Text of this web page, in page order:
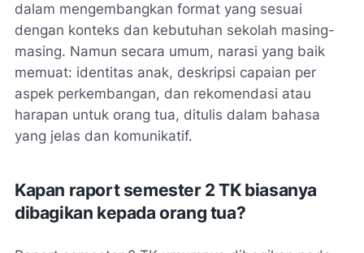
dalam mengembangkan format yang sesuai
dengan konteks dan kebutuhan sekolah masing-
masing. Namun secara umum, narasi yang baik
memuat: identitas anak, deskripsi capaian per
aspek perkembangan, dan rekomendasi atau
harapan untuk orang tua, ditulis dalam bahasa
yang jelas dan komunikatif.
Kapan raport semester 2 TK biasanya
dibagikan kepada orang tua?